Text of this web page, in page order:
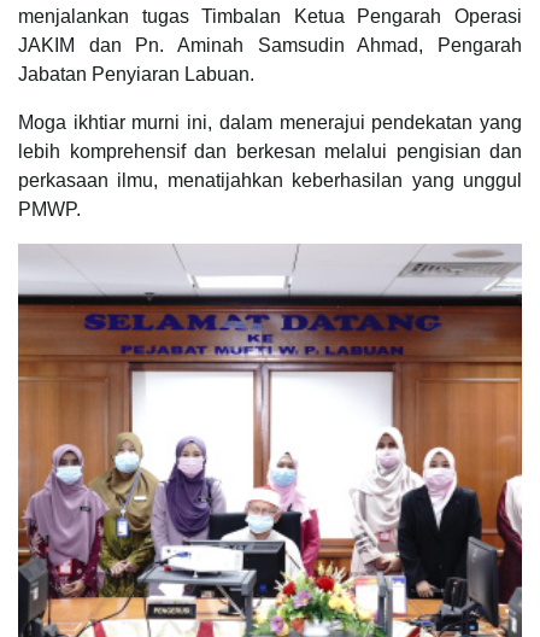
menjalankan tugas Timbalan Ketua Pengarah Operasi
JAKIM dan Pn. Aminah Samsudin Ahmad, Pengarah
Jabatan Penyiaran Labuan.
Moga ikhtiar murni ini, dalam menerajui pendekatan yang
lebih komprehensif dan berkesan melalui pengisian dan
perkasaan ilmu, menatijahkan keberhasilan yang unggul
PMWP.